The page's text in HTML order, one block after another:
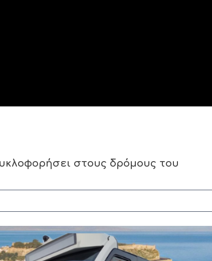
στους δρόμους του